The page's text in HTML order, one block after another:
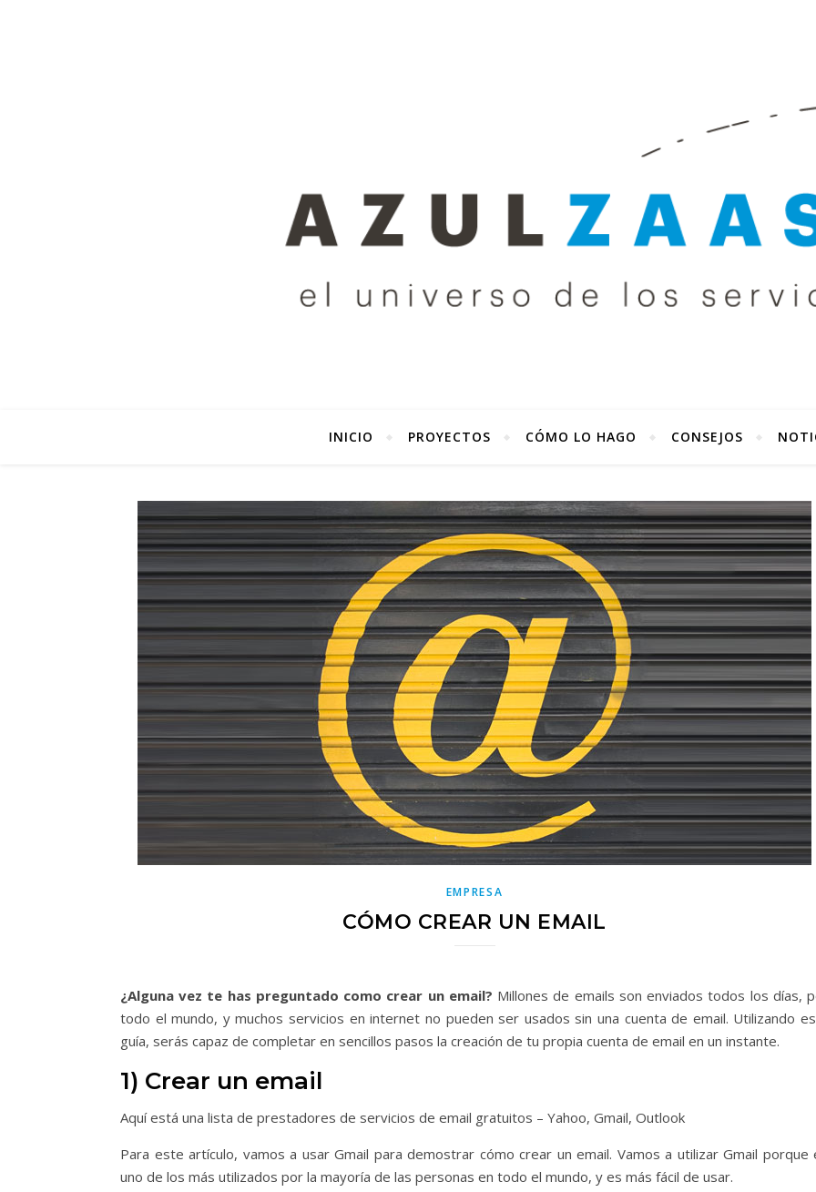
INICIO PROYECTOS CÓMO LO HAGO CONSEJOS
EMPRESA
CÓMO CREAR UN EMAIL
¿Alguna vez te has preguntado como crear un email? Millones de emails son enviados todos los días,
todo el mundo, y muchos servicios en internet no pueden ser usados sin una cuenta de email. Utilizando
guía, serás capaz de completar en sencillos pasos la creación de tu propia cuenta de email en un instante.
1) Crear un email
Aquí está una lista de prestadores de servicios de email gratuitos – Yahoo, Gmail, Outlook
Para este artículo, vamos a usar Gmail para demostrar cómo crear un email. Vamos a utilizar Gmail porque
uno de los más utilizados por la mayoría de las personas en todo el mundo, y es más fácil de usar.